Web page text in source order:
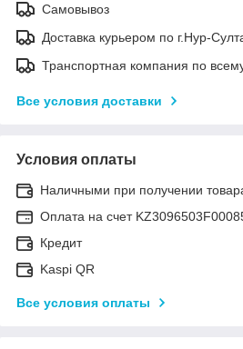
Самовывоз
Доставка курьером по г.Нур-
Транспортная компания по
Все условия доставки
Условия оплаты
Наличными при получении
Оплата на счет
Кредит
Kaspi QR
Все условия оплаты